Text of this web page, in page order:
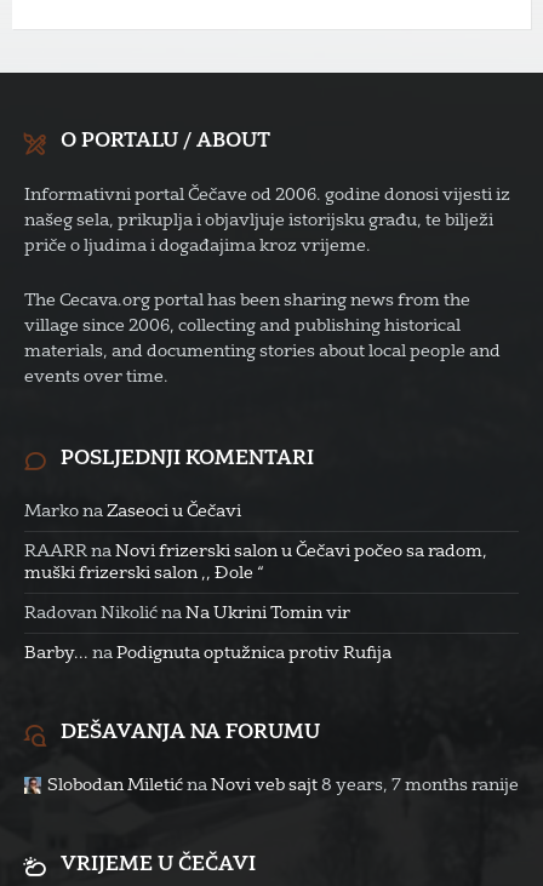
O PORTALU / ABOUT
Informativni portal Čečave od 2006. godine donosi vijesti iz
našeg sela, prikuplja i objavljuje istorijsku građu, te bilježi
priče o ljudima i događajima kroz vrijeme.
The Cecava.org portal has been sharing news from the
village since 2006, collecting and publishing historical
materials, and documenting stories about local people and
events over time.
POSLJEDNJI KOMENTARI
Marko na Zaseoci u Čečavi
RAARR na Novi frizerski salon u Čečavi počeo sa radom,
muški frizerski salon ,, Đole “
Radovan Nikolić na Na Ukrini Tomin vir
Barby... na Podignuta optužnica protiv Rufija
DEŠAVANJA NA FORUMU
Slobodan Miletić na Novi veb sajt 8 years, 7 months ranije
VRIJEME U ČEČAVI